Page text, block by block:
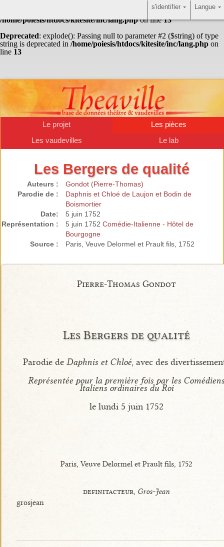
: Undefined array key "HTTP_ACCEPT_LANGUAGE" in
/home/poiesis/htdocs/kitesite/inc/lang.phpon line13
Deprecated: explode(): Passing null to parameter #2 ($string) of type
string is deprecated in /home/poiesis/htdocs/kitesite/inc/lang.php on
line 13
Le projet
Les pièces
Les vaudevilles
Le lab
Les Bergers de qualité
Auteurs :
Gondot (Pierre-Thomas)
Parodie de :
Daphnis et Chloé de Laujon et Bodin de
Boismortier
Date:
5 juin 1752
Représentation :
5 juin 1752 Comédie-Italienne - Hôtel de
Bourgogne
Source :
Paris, Veuve Delormel et Prault fils, 1752
Pierre-Thomas Gondot
Les Bergers de qualité
Parodie deDaphnis et Chloé, avec des
Représentée pour la première fois par les
Italiens ordinaires du Roi
le lundi 5 juin 1752
Paris, Veuve Delormel et Prault fils, 1752
definitacteur, Gros-Jean
grosjean
Langue
s'identifier